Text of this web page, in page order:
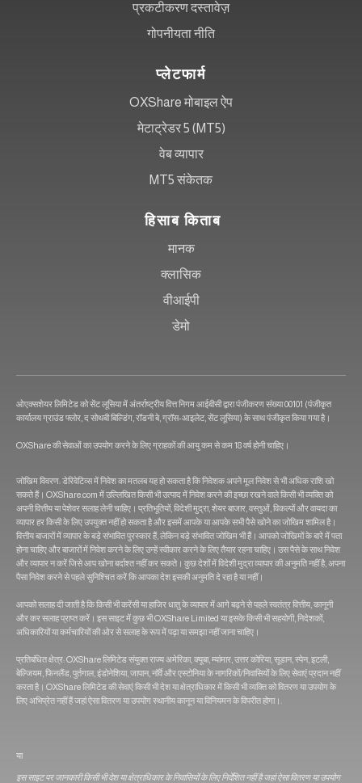
प्रकटीकरण दस्तावेज़
गोपनीयता नीति
प्लेटफार्म
OXShare मोबाइल ऐप
मेटाट्रेडर 5 (MT5)
वेब व्यापार
MT5 संकेतक
हिसाब किताब
मानक
क्लासिक
वीआईपी
डेमो
ओएक्सशेयर लिमिटेड को सेंट लूसिया में अंतर्राष्ट्रीय वित्त निगम आईबीसी द्वारा पंजीकरण संख्या 00101 (पंजीकृत
कार्यालय ग्राउंड फ्लोर, द सोथबी बिल्डिंग, रॉडनी बे, ग्रॉस-आइलेट, सेंट लूसिया) के साथ पंजीकृत किया गया है।
OXShare की सेवाओं का उपयोग करने के लिए ग्राहकों की आयु कम से कम 18 वर्ष होनी चाहिए।
जोखिम विवरण: डेरिवेटिव्स में निवेश का मतलब यह हो सकता है कि निवेशक अपने मूल निवेश से भी अधिक राशि खो
सकते हैं। OXShare.com में उल्लिखित किसी भी उत्पाद में निवेश करने की इच्छा रखने वाले किसी भी व्यक्ति को
अपनी वित्तीय या पेशेवर सलाह लेनी चाहिए। प्रतिभूतियों, विदेशी मुद्रा, शेयर बाजार, वस्तुओं, विकल्पों और वायदा का
व्यापार हर किसी के लिए उपयुक्त नहीं हो सकता है और इसमें आपके या आपके सभी पैसे खोने का जोखिम शामिल है।
वित्तीय बाजारों में व्यापार के बड़े संभावित पुरस्कार हैं, लेकिन बड़े संभावित जोखिम भी हैं। आपको जोखिमों के बारे में पता
होना चाहिए और बाजारों में निवेश करने के लिए उन्हें स्वीकार करने के लिए तैयार रहना चाहिए। उस पैसे के साथ निवेश
और व्यापार न करें जिसे आप खोना बर्दाश्त नहीं कर सकते। कुछ देशों में विदेशी मुद्रा व्यापार की अनुमति नहीं है, अपना
पैसा निवेश करने से पहले सुनिश्चित करें कि आपका देश इसकी अनुमति दे रहा है या नहीं।
आपको सलाह दी जाती है कि किसी भी करेंसी या हाजिर धातु के व्यापार में आगे बढ़ने से पहले स्वतंत्र वित्तीय, कानूनी
और कर सलाह प्राप्त करें। इस साइट में कुछ भी OXShare Limited या इसके किसी भी सहयोगी, निदेशकों,
अधिकारियों या कर्मचारियों की ओर से सलाह के रूप में पढ़ा या समझा नहीं जाना चाहिए।
प्रतिबंधित क्षेत्र: OXShare लिमिटेड संयुक्त राज्य अमेरिका, क्यूबा, म्यांमार, उत्तर कोरिया, सूडान, स्पेन, इटली,
बेल्जियम, फिनलैंड, पुर्तगाल, इंडोनेशिया, जापान, नॉर्वे और एस्टोनिया के नागरिकों/निवासियों के लिए सेवाएं प्रदान नहीं
करता है। OXShare लिमिटेड की सेवाएं किसी भी देश या क्षेत्राधिकार में किसी भी व्यक्ति को वितरण या उपयोग के
लिए अभिप्रेत नहीं हैं जहां ऐसा वितरण या उपयोग स्थानीय कानून या विनियमन के विपरीत होगा।.
या
इस साइट पर जानकारी किसी भी देश या क्षेत्राधिकार के निवासियों के लिए निर्देशित नहीं है जहां ऐसा वितरण या उपयोग